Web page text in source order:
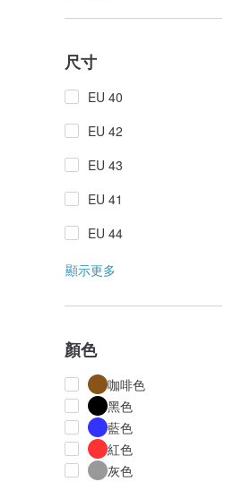
尺寸
EU 40
EU 42
EU 43
EU 41
EU 44
顯示更多
顏色
咖啡色
黑色
藍色
紅色
灰色